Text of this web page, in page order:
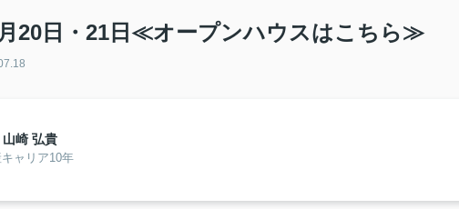
月20日・21日≪オープンハウスはこちら≫
山崎 弘貴
ャリア10年